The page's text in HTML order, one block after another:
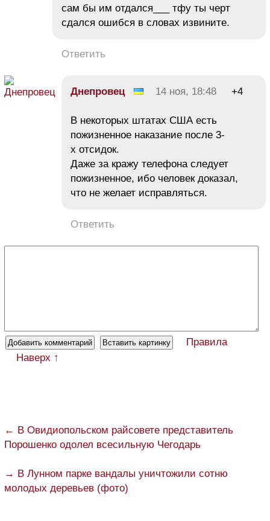
сам бы им отдался___ тфу ты черт
сдался ошибся в словах извините.
Ответить
Днепровец 14 ноя, 18:48 +4
В некоторых штатах США есть
пожизненное наказание после 3-
х отсидок.
Даже за кражу телефона следует
пожизненное, ибо человек доказал,
что не желает исправляться.
Ответить
Правила
Наверх ↑
← В Овидиопольском райсовете представитель
Порошенко одолел всесильную Чегодарь
→ В Лунном парке вандалы уничтожили сотню
молодых деревьев (фото)